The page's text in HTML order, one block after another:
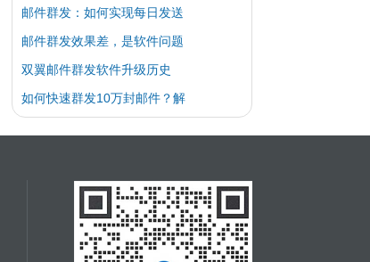
邮件群发：如何实现每日发送
邮件群发效果差，是软件问题
双翼邮件群发软件升级历史
如何快速群发10万封邮件？解